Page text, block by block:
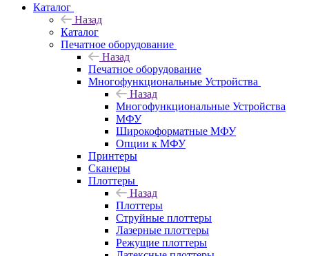
Каталог
Назад
Каталог
Печатное оборудование
Назад
Печатное оборудование
Многофункциональные Устройства
Назад
Многофункциональные Устройства
МФУ
Широкоформатные МФУ
Опции к МФУ
Принтеры
Сканеры
Плоттеры
Назад
Плоттеры
Струйные плоттеры
Лазерные плоттеры
Режущие плоттеры